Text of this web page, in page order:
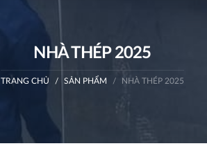
NHÀ THÉP 2025
TRANG CHỦ SẢN PHẨM NHÀ THÉP 2025